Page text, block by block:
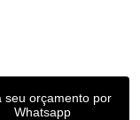
seu orçamento por
Whatsapp